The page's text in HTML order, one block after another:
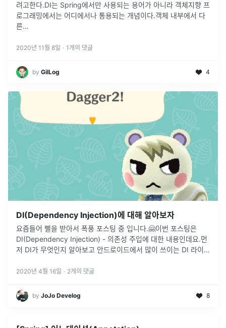
려고한다.DI는 Spring에서만 사용되는 용어가 아니라 객체지향 프
로그래밍에서는 어디에서나 통용되는 개념이다.객체 내부에서 다
른...
2020년 11월 8일 · 1 개의 댓글
by GilLog 4
DI(Dependency Injection)에 대해 알아보자
요즘들어 삘을 받아서 폭풍 포스팅 중 입니다.🤗이번 포스팅은
DI(Dependency Injection) - 의존성 주입에 대한 내용인데요.먼
저 DI가 무엇인지 알아보고 안드로이드에서 많이 쓰이는 DI 라이
저...
2020년 4월 16일 · 2개의 댓글
by JoJo Develog 8